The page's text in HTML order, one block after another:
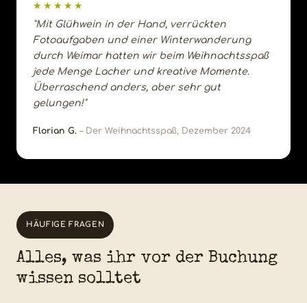
★★★★★
"Mit Glühwein in der Hand, verrückten
Fotoaufgaben und einer Winterwanderung
durch Weimar hatten wir beim Weihnachtsspaß
jede Menge Lacher und kreative Momente.
Überraschend anders, aber sehr gut
gelungen!"
Florian G. – Der Weihnachtsspaß, Dezember 2024
HÄUFIGE FRAGEN
Alles, was ihr vor der Buchung
wissen solltet